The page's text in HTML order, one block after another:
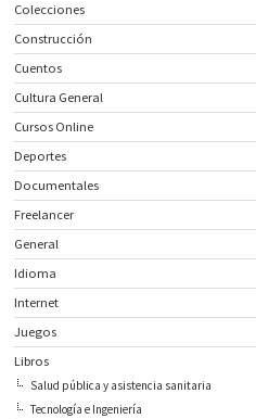
Colecciones
Construcción
Cuentos
Cultura General
Cursos Online
Deportes
Documentales
Freelancer
General
Idioma
Internet
Juegos
Libros
Salud pública y asistencia sanitaria
Tecnología e Ingeniería